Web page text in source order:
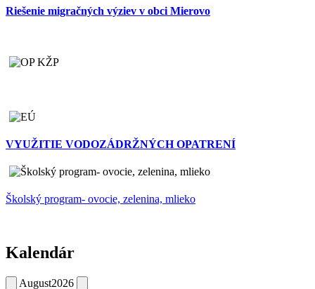
Riešenie migračných výziev v obci Mierovo
VYUŽITIE VODOZÁDRŽNÝCH OPATRENÍ
Školský program- ovocie, zelenina, mlieko
Kalendár
August2026